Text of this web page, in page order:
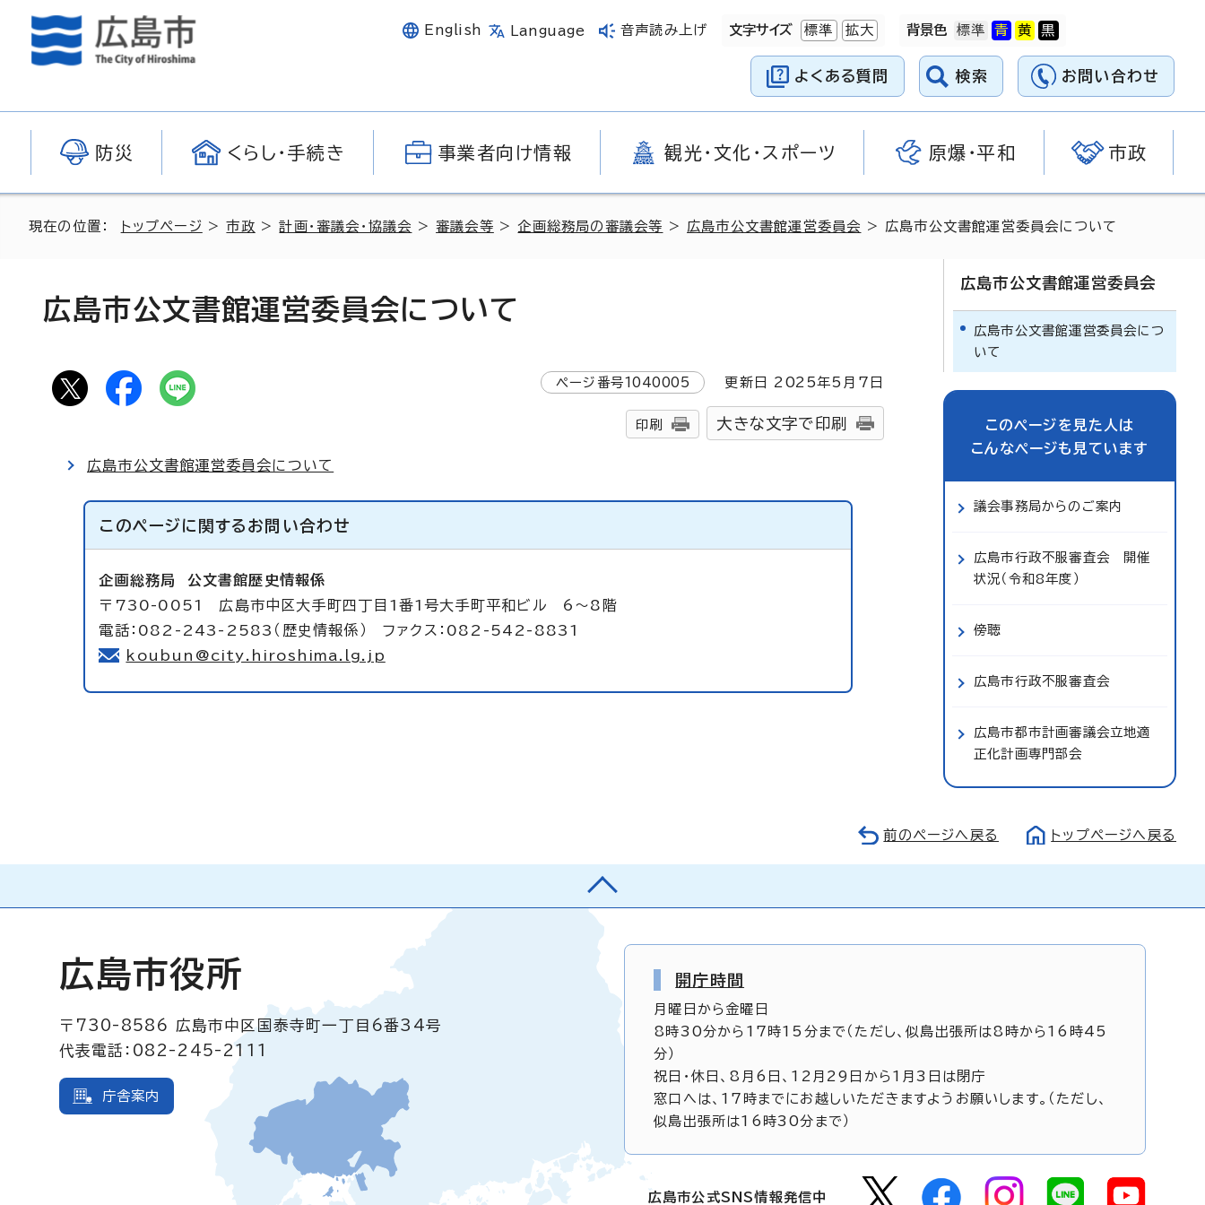
English Language 音声読み上げ 文字サイズ 標準 拡大 背景色
よくある質問 検索 お問い合わせ
防災 くらし・手続き 事業者向け情報 観光・文化・スポーツ 原爆・平和 市政
現在の位置： トップページ >市政 >計画・審議会・協議会 >審議会等 >企画総務局の審議会等 > 広島市公文書館運営委員会 > 広島市公文書館運営委員会について
広島市公文書館運営委員会について
ページ番号1040005 更新日 2025年5月7日
印刷 大きな文字で印刷
広島市公文書館運営委員会について
このページに関する お問い合わせ
企画総務局 公文書館歴史情報係
〒730-0051 広島市中区大手町四丁目1番1号大手町平和ビル 6～8階
電話：082-243-2583（歴史情報係） ファクス：082-542-8831
koubun@city.hiroshima.lg.jp
広島市公文書館運営委員会
広島市公文書館運営委員会につ
いて
このページを見た人は
こんなページも見ています
議会事務局からのご案内
広島市行政不服審査会 開催
状況（令和8年度）
傍聴
広島市行政不服審査会
広島市都市計画審議会立地適
正化計画専門部会
前のページへ戻る トップページへ戻る
広島市役所
〒730-8586
広島市中区国泰寺町一丁目6番34号
代表電話：082-245-2111
庁舎案内
開庁時間
月曜日から金曜日
8時30分から17時15分まで（ただし、似島出張所は8時から16時45
分）
祝日・休日、8月6日、12月29日から1月3日は閉庁
窓口へは、17時までにお越しいただきますようお願いします。（ただし、
似島出張所は16時30分まで）
広島市公式SNS情報発信中